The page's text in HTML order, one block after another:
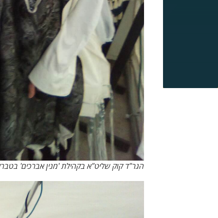
הגר"ד קוק שליט"א בקהילת 'מנין אברכים'